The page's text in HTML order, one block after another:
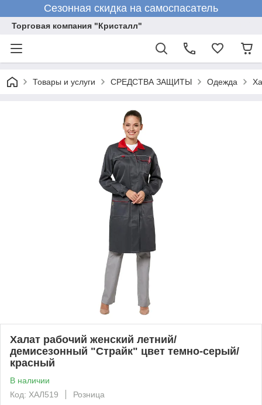
Сезонная скидка на самоспасатель
Торговая компания "Кристалл"
Товары и услуги СРЕДСТВА ЗАЩИТЫ Одежда
Халат рабочий женский летний/
демисезонный "Страйк" цвет темно-серый/
красный
В наличии
Код: ХАЛ519
Розница